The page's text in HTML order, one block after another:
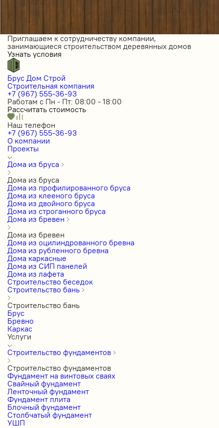
Приглашаем к сотрудничеству компании,
занимающиеся строительством деревянных домов
Узнать условия
Брус Дом Строй
Строительная компания
+7 (967) 555-36-93
Работам с Пн - Пт: 08:00 - 18:00
Рассчитать стоимость
Наш телефон
+7 (967) 555-36-93
О компании
Проекты
Дома из бруса
Дома из бруса
Дома из профилированного бруса
Дома из клееного бруса
Дома из двойного бруса
Дома из строганного бруса
Дома из бревен
Дома из бревен
Дома из оцилиндрованного бревна
Дома из рубленного бревна
Дома каркасные
Дома из СИП панелей
Дома из лафета
Строительство беседок
Строительство бань
Строительство бань
Брус
Бревно
Каркас
Услуги
Строительство фундаментов
Строительство фундаментов
Фундамент на винтовых сваях
Свайный фундамент
Ленточный фундамент
Фундамент плита
Блочный фундамент
Столбчатый фундамент
УШП